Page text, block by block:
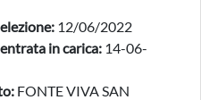
12/06/2022
in carica: 14-06-
FONTE VIVA SAN